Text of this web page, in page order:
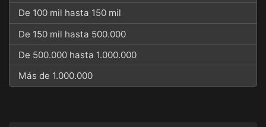
De 100 mil hasta 150 mil
De 150 mil hasta 500.000
De 500.000 hasta 1.000.000
Más de 1.000.000